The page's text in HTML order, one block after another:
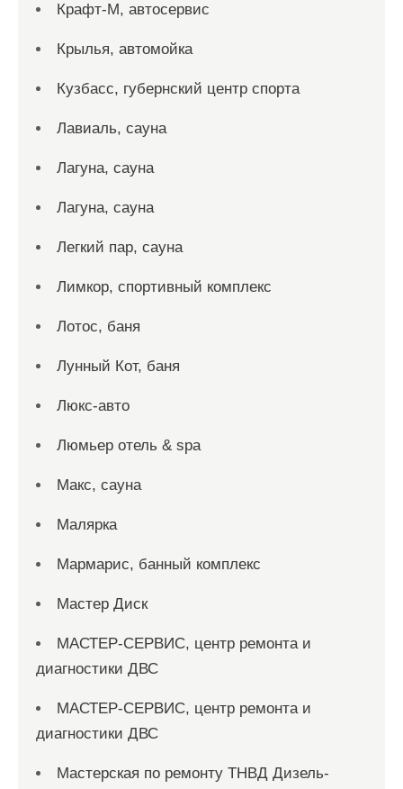
Крафт-М, автосервис
Крылья, автомойка
Кузбасс, губернский центр спорта
Лавиаль, сауна
Лагуна, сауна
Лагуна, сауна
Легкий пар, сауна
Лимкор, спортивный комплекс
Лотос, баня
Лунный Кот, баня
Люкс-авто
Люмьер отель & spa
Макс, сауна
Малярка
Мармарис, банный комплекс
Мастер Диск
МАСТЕР-СЕРВИС, центр ремонта и
диагностики ДВС
МАСТЕР-СЕРВИС, центр ремонта и
диагностики ДВС
Мастерская по ремонту ТНВД Дизель-